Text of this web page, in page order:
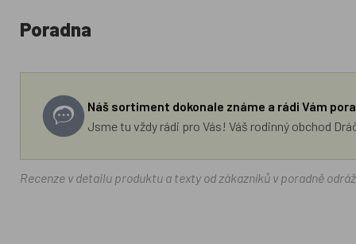
Poradna
Náš sortiment dokonale známe a rádi Vám
Jsme tu vždy rádi pro Vás! Váš rodinný obchod
Recenze v detailu produktu a texty od zákazníků v poradně